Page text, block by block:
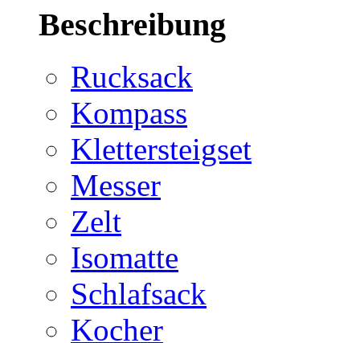
Beschreibung
Rucksack
Kompass
Klettersteigset
Messer
Zelt
Isomatte
Schlafsack
Kocher